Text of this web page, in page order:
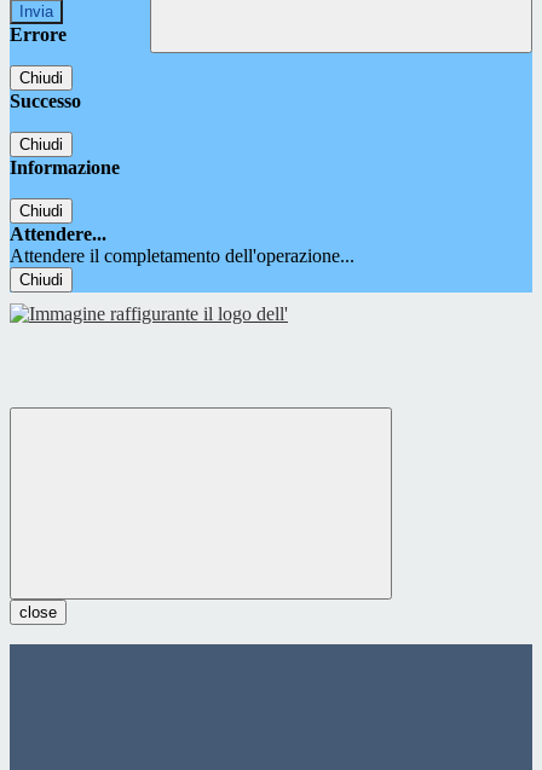
Errore
Chiudi
Successo
Chiudi
Informazione
Chiudi
Attendere...
Attendere il completamento dell'operazione...
Chiudi
close